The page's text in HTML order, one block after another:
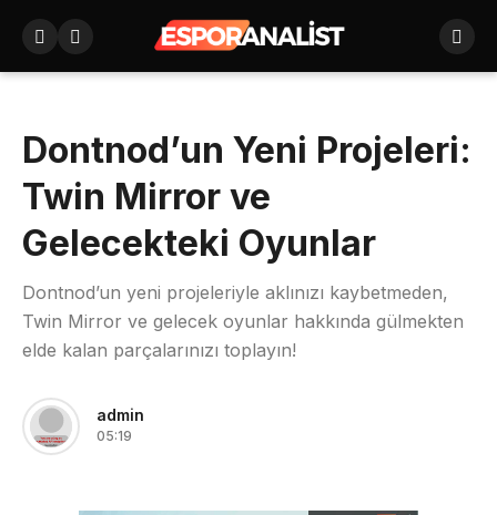
Dontnod’un Yeni Projeleri:
Twin Mirror ve
Gelecekteki Oyunlar
Dontnod’un yeni projeleriyle aklınızı kaybetmeden,
Twin Mirror ve gelecek oyunlar hakkında gülmekten
elde kalan parçalarınızı toplayın!
admin
05:19